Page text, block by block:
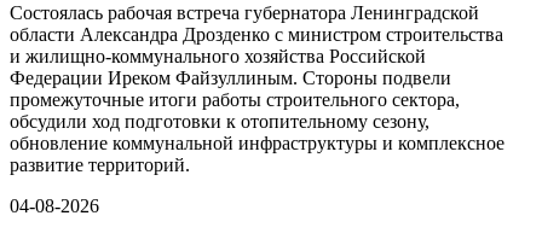
Состоялась рабочая встреча губернатора Ленинградской
области Александра Дрозденко с министром строительства
и жилищно-коммунального хозяйства Российской
Федерации Иреком Файзуллиным. Стороны подвели
промежуточные итоги работы строительного сектора,
обсудили ход подготовки к отопительному сезону,
обновление коммунальной инфраструктуры и комплексное
развитие территорий.
04-08-2026